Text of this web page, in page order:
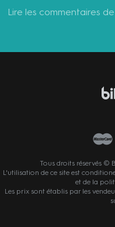
Lire les commentaires
Tous droits réservés ©
L'utilisation de ce site est
et de la
Les prix sont établis par les